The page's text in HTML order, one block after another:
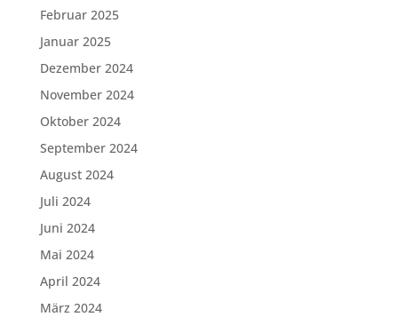
Februar 2025
Januar 2025
Dezember 2024
November 2024
Oktober 2024
September 2024
August 2024
Juli 2024
Juni 2024
Mai 2024
April 2024
März 2024